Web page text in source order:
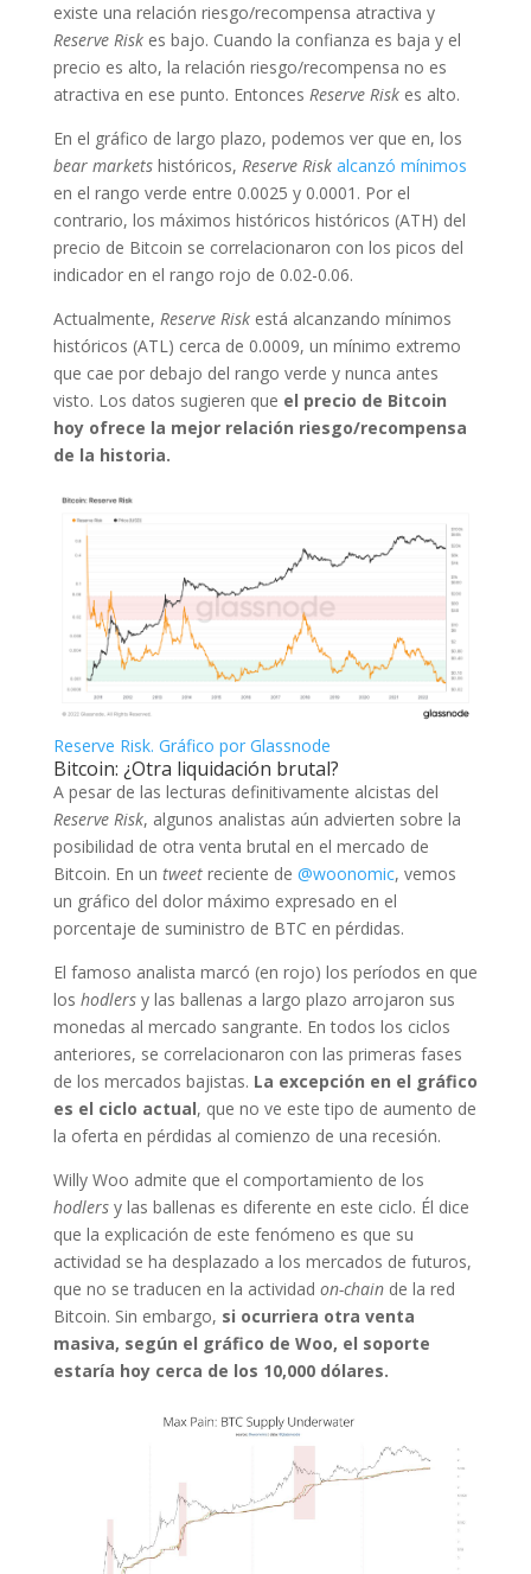
existe una relación riesgo/recompensa atractiva y
Reserve Riskes bajo. Cuando la confianza es baja y el
precio es alto, la relación riesgo/recompensa no es
atractiva en ese punto. Entonces Reserve Riskes alto.
En el gráfico de largo plazo, podemos ver que en, los
bear marketshistóricos, Reserve Risk alcanzó mínimos
en el rango verde entre 0.0025 y 0.0001. Por el
contrario, los máximos históricos históricos (ATH) del
precio de Bitcoin se correlacionaron con los picos del
indicador en el rango rojo de 0.02-0.06.
Actualmente, Reserve Riskestá alcanzando mínimos
históricos (ATL) cerca de 0.0009, un mínimo extremo
que cae por debajo del rango verde y nunca antes
visto. Los datos sugieren que el precio de Bitcoin
hoy ofrece la mejor relación riesgo/recompensa
de la historia.
Reserve Risk. Gráfico por Glassnode
Bitcoin: ¿Otra liquidación brutal?
A pesar de las lecturas definitivamente alcistas del
Reserve Risk, algunos analistas aún advierten sobre la
posibilidad de otra venta brutal en el mercado de
Bitcoin. En un tweetreciente de @woonomic, vemos
un gráfico del dolor máximo expresado en el
porcentaje de suministro de BTC en pérdidas.
El famoso analista marcó (en rojo) los períodos en que
los hodlersy las ballenas a largo plazo arrojaron sus
monedas al mercado sangrante. En todos los ciclos
anteriores, se correlacionaron con las primeras fases
de los mercados bajistas. La excepción en el gráfico
es el ciclo actual, que no ve este tipo de aumento de
la oferta en pérdidas al comienzo de una recesión.
Willy Woo admite que el comportamiento de los
hodlersy las ballenas es diferente en este ciclo. Él dice
que la explicación de este fenómeno es que su
actividad se ha desplazado a los mercados de futuros,
que no se traducen en la actividad on-chainde la red
Bitcoin. Sin embargo, si ocurriera otra venta
masiva, según el gráfico de Woo, el soporte
estaría hoy cerca de los 10,000 dólares.